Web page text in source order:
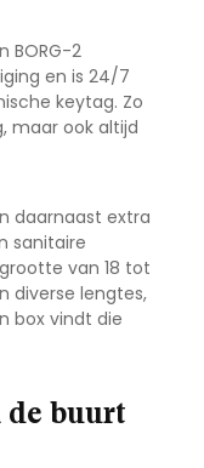
BORG-2
en is 24/7
keytag. Zo
maar ook altijd
daarnaast extra
sanitaire
van 18 tot
diverse lengtes,
box vindt die
de buurt